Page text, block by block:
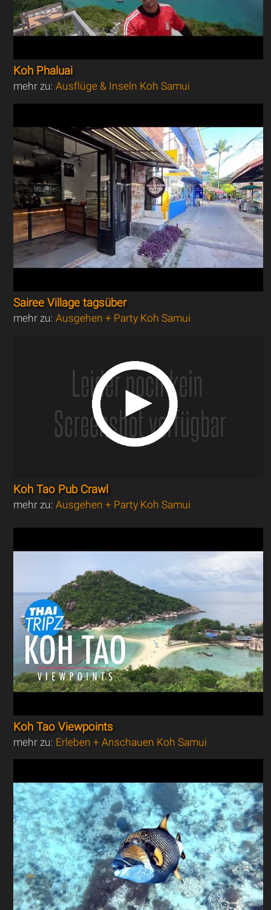
Koh Phaluai
mehr zu:Ausflüge & Inseln Koh Samui
Sairee Village tagsüber
mehr zu:Ausgehen + Party Koh Samui
Koh Tao Pub Crawl
mehr zu:Ausgehen + Party Koh Samui
Koh Tao Viewpoints
mehr zu: Erleben + Anschauen Koh Samui